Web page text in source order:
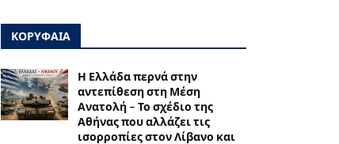
ΚΟΡΥΦΑΙΑ
Η Ελλάδα περνά στην
αντεπίθεση στη Μέση
Ανατολή – Το σχέδιο της
Αθήνας που αλλάζει τις
ισορροπίες στον Λίβανο και